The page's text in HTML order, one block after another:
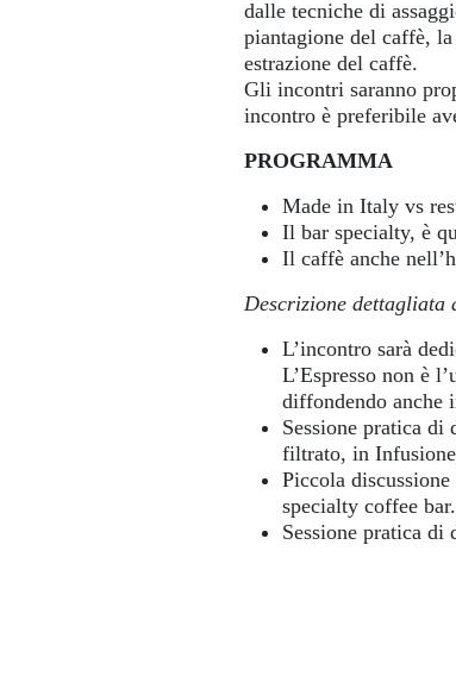
dalle tecniche di
piantagione del caffè,
estrazione del caffè.
Gli incontri saranno
incontro è preferibile
PROGRAMMA
Made in Italy vs
Il bar specialty, è
Il caffè anche
Descrizione dettagliata
L’incontro sarà
L’Espresso non è
diffondendo anche
Sessione pratica
filtrato, in
Piccola
specialty coffee bar.
Sessione pratica di